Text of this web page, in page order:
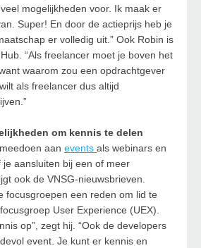
mogelijkheden voor. Ik maak er
Super! En door de actieprijs heb je
er volledig uit.” Ook Robin is
“Als freelancer moet je boven het
waarom zou een opdrachtgever
als freelancer dus altijd
om kennis te delen
aan events als webinars en
aansluiten bij een of meer
ook de VNSG-nieuwsbrieven.
focusgroepen een reden om lid te
User Experience (UEX).
op”, zegt hij. “Ook de developers
event. Je kunt er kennis en